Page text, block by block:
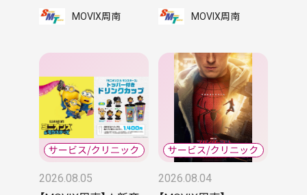
MOVIX周南 MOVIX周南
2026.08.05
2026.08.04